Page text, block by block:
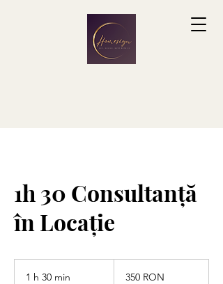
1h 30 Consultanță
în Locație
1 h 30 min 350 RON